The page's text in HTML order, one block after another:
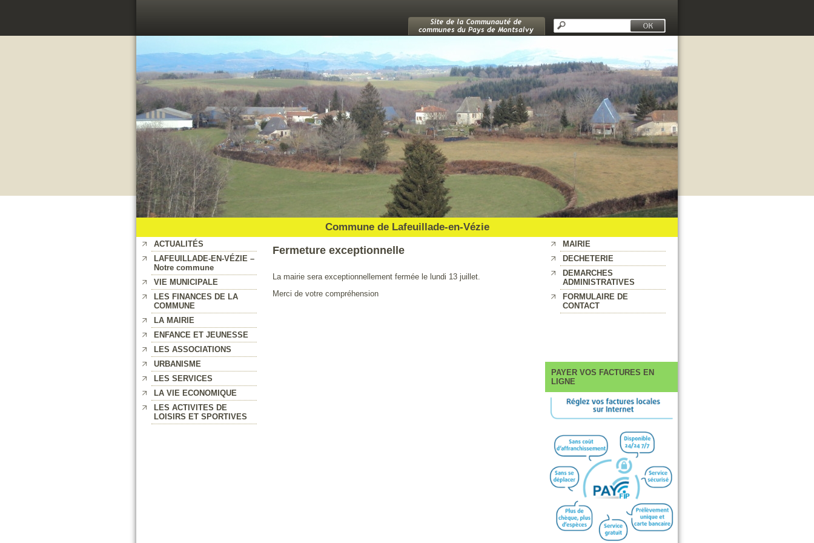
Commune de Lafeuillade-en-Vézie
MAIRIE
DECHETERIE
DEMARCHES
ADMINISTRATIVES
FORMULAIRE DE
CONTACT
PAYER VOS FACTURES EN
LIGNE
ACTUALITÉS
LAFEUILLADE-EN-VÉZIE –
Notre commune
VIE MUNICIPALE
LES FINANCES DE LA
COMMUNE
LA MAIRIE
ENFANCE ET JEUNESSE
LES ASSOCIATIONS
URBANISME
LES SERVICES
LA VIE ECONOMIQUE
LES ACTIVITES DE
LOISIRS ET SPORTIVES
Fermeture exceptionnelle
La mairie sera exceptionnellement fermée le lundi 13 juillet.
Merci de votre compréhension